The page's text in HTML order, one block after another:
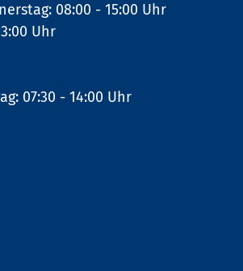
08:00 - 15:00 Uhr
Uhr
07:30 - 14:00 Uhr